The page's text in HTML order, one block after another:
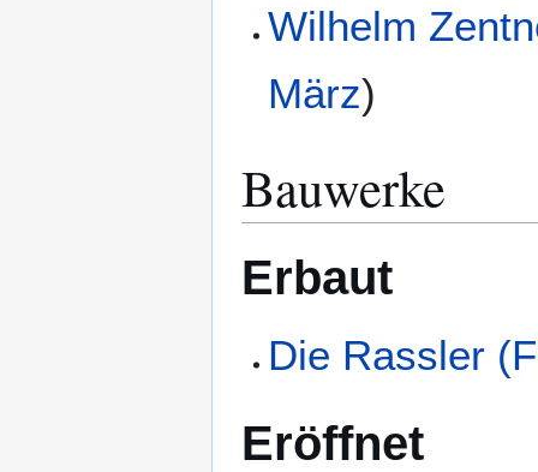
Wilhelm
März)
Bauwerke
Erbaut
Die Rassler
Eröffnet